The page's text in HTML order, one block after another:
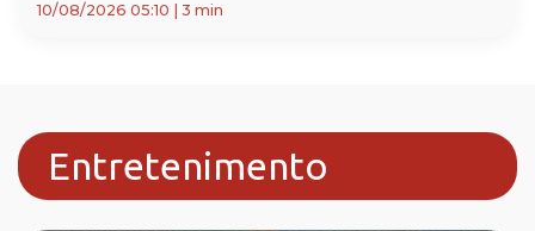
10/08/2026 05:10 3 min
Entretenimento